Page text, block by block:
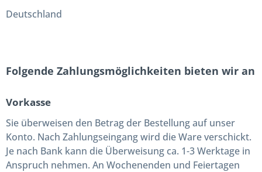
Deutschland
Folgende Zahlungsmöglichkeiten bieten wir an
Vorkasse
Sie überweisen den Betrag der Bestellung auf unser
Konto. Nach Zahlungseingang wird die Ware verschickt.
Je nach Bank kann die Überweisung ca. 1-3 Werktage in
Anspruch nehmen. An Wochenenden und Feiertagen